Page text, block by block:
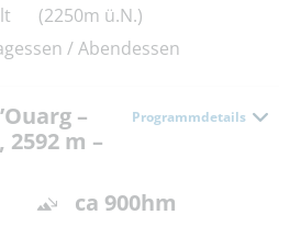
(2250m ü.N.)
/ Abendessen
–
2592 m –
Programmdetails
ca 900hm